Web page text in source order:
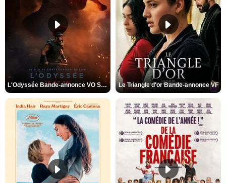
L'Odyssée Bande-annonce VO STFR Le Triangle d'or Bande-annonce VF